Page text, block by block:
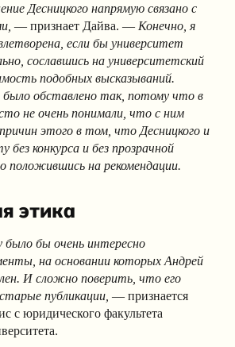
Десницкого напрямую связано с
— признает Дайва. — Конечно, я
если бы университет
сославшись на университетский
подобных высказываний.
было обставлено так, потому что в
не очень понимали, что с ним
этого в том, что Десницкого и
без конкурса и без прозрачной
положившись на рекомендации.
этика
бы очень интересно
на основании которых Андрей
И сложно поверить, что его
публикации, — признается
с юридического факультета